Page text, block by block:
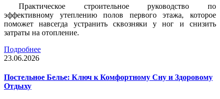
Практическое строительное руководство по
эффективному утеплению полов первого этажа, которое
поможет навсегда устранить сквозняки у ног и снизить
затраты на отопление.
Подробнее
23.06.2026
Постельное Белье: Ключ к Комфортному Сну и Здоровому
Отдыху